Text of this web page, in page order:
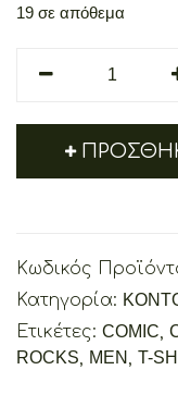
19 σε απόθεμα
quantity
Κωδικός
Κατηγορία:
Ετικέτες: COMIC,
ROCKS, MEN , T-